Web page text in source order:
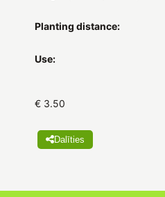
Planting distance:
Use:
€ 3.50
Dalīties